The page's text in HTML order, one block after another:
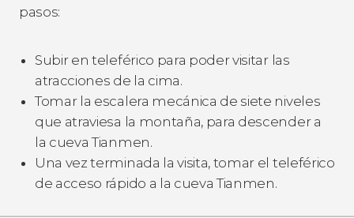
pasos:
Subir en teleférico para poder visitar las
atracciones de la cima.
Tomar la escalera mecánica de siete niveles
que atraviesa la montaña, para descender a
la cueva Tianmen.
Una vez terminada la visita, tomar el teleférico
de acceso rápido a la cueva Tianmen.